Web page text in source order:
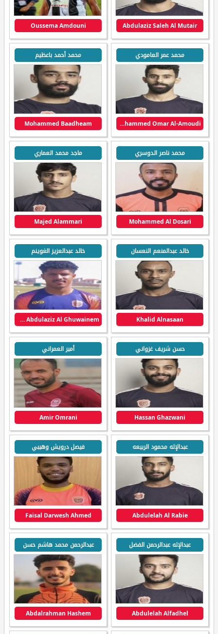
Abdulaziz Saleh Al Mutair
Oussema Amdouni
محمد عمر العامودي
Mohammed Omar Al-Amoudi
محمد أحمد باعظيم
Mohammed Baadheam
محمد ناصر الدوسري
Mohammed Al Dosari
ماجد محمد العماري
Majed Alammari
خالد عبدالمنعم النعسان
Khalid Alnasaan
خالد عبدالعزيز الغوينم
Khalid Abdulaziz Al Ghuwainem
حسن شريف غزواني
Hassan Ghazwani
أمير العمراني
Amir Omrani
عبدالإله محمود الربيعه
Abdulelah Al Rabie
فيصل درويش وهيبي
Faisal Darwesh Ahmed
عبدالإله عبدالرحمن الفضل
Abdulelah Alfadhel
عبدالرحمن محمد هاشم حسن
Abdalrahman Hashem